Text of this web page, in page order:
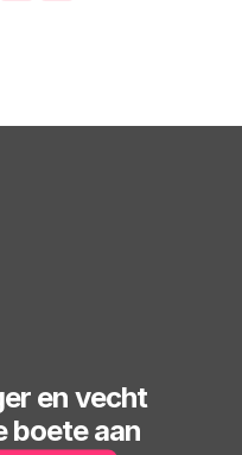
en vecht
boete aan